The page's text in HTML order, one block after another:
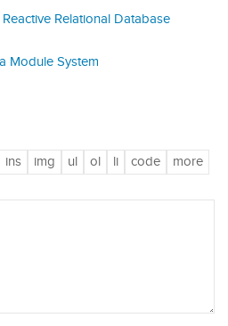
Relational Database
Module System